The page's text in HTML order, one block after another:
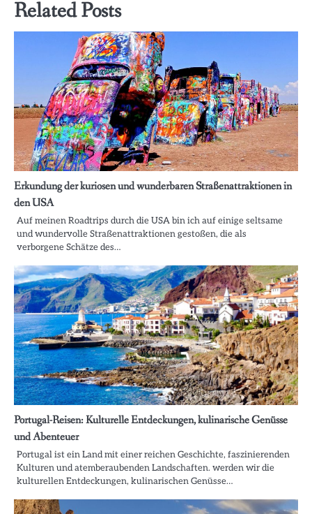
Related Posts
Erkundung der kuriosen und wunderbaren Straßenattraktionen in
den USA
Auf meinen Roadtrips durch die USA bin ich auf einige seltsame
und wundervolle Straßenattraktionen gestoßen, die als
verborgene Schätze des…
Portugal-Reisen: Kulturelle Entdeckungen, kulinarische Genüsse
und Abenteuer
Portugal ist ein Land mit einer reichen Geschichte, faszinierenden
Kulturen und atemberaubenden Landschaften. werden wir die
kulturellen Entdeckungen, kulinarischen Genüsse…